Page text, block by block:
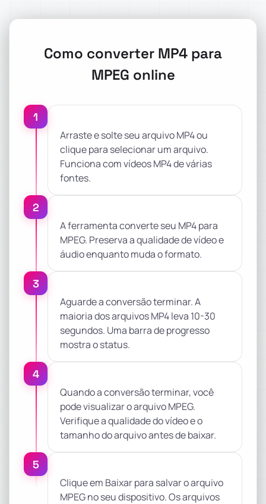
Como converter MP4 para
MPEG online
1
Arraste e solte seu arquivo MP4 ou
clique para selecionar um arquivo.
Funciona com vídeos MP4 de várias
fontes.
2
A ferramenta converte seu MP4 para
MPEG. Preserva a qualidade de vídeo e
áudio enquanto muda o formato.
3
Aguarde a conversão terminar. A
maioria dos arquivos MP4 leva 10-30
segundos. Uma barra de progresso
mostra o status.
4
Quando a conversão terminar, você
pode visualizar o arquivo MPEG.
Verifique a qualidade do vídeo e o
tamanho do arquivo antes de baixar.
5
Clique em Baixar para salvar o arquivo
MPEG no seu dispositivo. Os arquivos